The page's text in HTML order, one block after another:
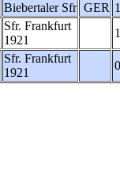
Biebertaler Sfr GER 1
Sfr. Frankfurt
1921
1
Sfr. Frankfurt
1921
0